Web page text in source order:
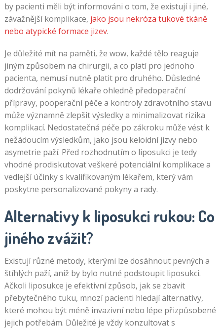
by pacienti měli být informováni o tom, že existují i jiné,
závažnější komplikace, jako jsou nekróza tukové tkáně
nebo atypické formace jizev.
Je důležité mít na paměti, že wow, každé tělo reaguje
jiným způsobem na chirurgii, a co platí pro jednoho
pacienta, nemusí nutně platit pro druhého. Důsledné
dodržování pokynů lékaře ohledně předoperační
přípravy, pooperační péče a kontroly zdravotního stavu
může významně zlepšit výsledky a minimalizovat rizika
komplikací. Nedostatečná péče po zákroku může vést k
nežádoucím výsledkům, jako jsou keloidní jizvy nebo
asymetrie paží. Před rozhodnutím o liposukci je tedy
vhodné prodiskutovat veškeré potenciální komplikace a
vedlejší účinky s kvalifikovaným lékařem, který vám
poskytne personalizované pokyny a rady.
Alternativy k liposukci rukou: Co
jiného zvážit?
Existují různé metody, kterými lze dosáhnout pevných a
štíhlých paží, aniž by bylo nutné podstoupit liposukci.
Ačkoli liposukce je efektivní způsob, jak se zbavit
přebytečného tuku, mnozí pacienti hledají alternativy,
které mohou být méně invazivní nebo lépe přizpůsobené
jejich potřebám. Důležité je vždy konzultovat s